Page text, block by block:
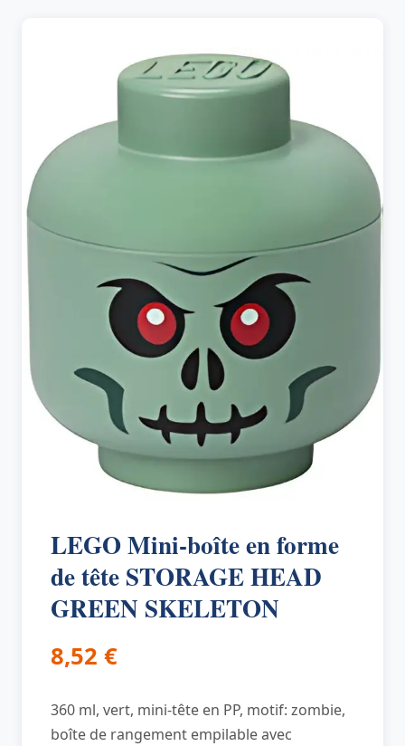
LEGO Mini-boîte en forme
de tête STORAGE HEAD
GREEN SKELETON
8,52 €
360 ml, vert, mini-tête en PP, motif: zombie,
boîte de rangement empilable avec